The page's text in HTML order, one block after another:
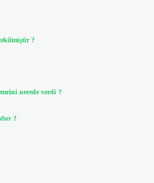
?
nerede verdi ?
?